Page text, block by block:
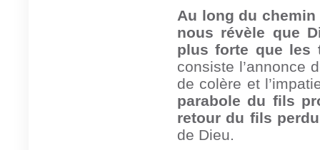
Au long du chemin
nous révèle que
plus forte que les
consiste l’annonce
de colère et
parabole du fils
retour du fils
de Dieu.